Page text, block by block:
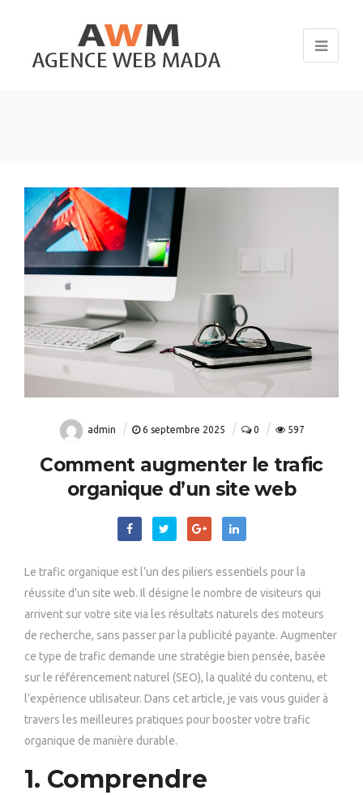
admin 6 septembre 2025 0 597
Comment augmenter le trafic
organique d’un site web
Le trafic organique est l’un des piliers essentiels pour la
réussite d’un site web. Il désigne le nombre de visiteurs qui
arrivent sur votre site via les résultats naturels des moteurs
de recherche, sans passer par la publicité payante. Augmenter
ce type de trafic demande une stratégie bien pensée, basée
sur le référencement naturel (SEO), la qualité du contenu, et
l’expérience utilisateur. Dans cet article, je vais vous guider à
travers les meilleures pratiques pour booster votre trafic
organique de manière durable.
1. Comprendre